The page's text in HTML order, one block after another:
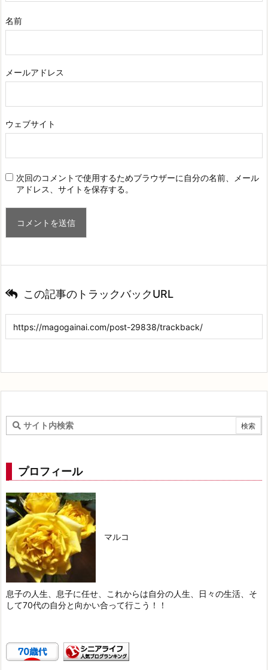
名前
メールアドレス
ウェブサイト
次回のコメントで使用するためブラウザーに自分の名前、メール
アドレス、サイトを保存する。
この記事のトラックバックURL
プロフィール
マルコ
息子の人生、息子に任せ、これからは自分の人生、日々の生活、そ
して70代の自分と向かい合って行こう！！